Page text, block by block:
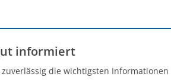
informiert
die wichtigsten Informationen